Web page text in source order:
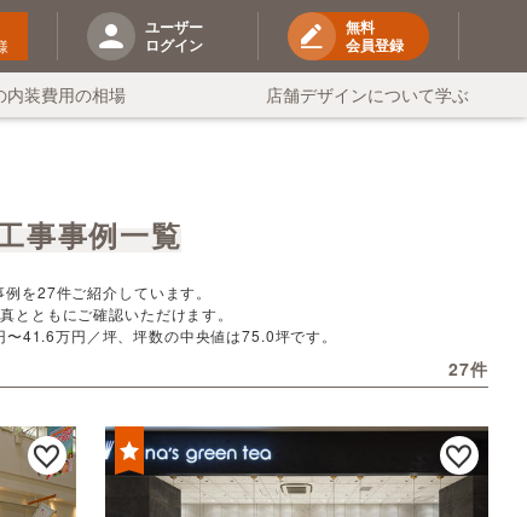
ユーザー
ログイン
無料
会員登録
内装費用の相場 店舗デザインについて学ぶ
事事例一覧
を27件ご紹介しています。
とともにご確認いただけます。
41.6万円／坪、坪数の中央値は75.0坪です。
27件